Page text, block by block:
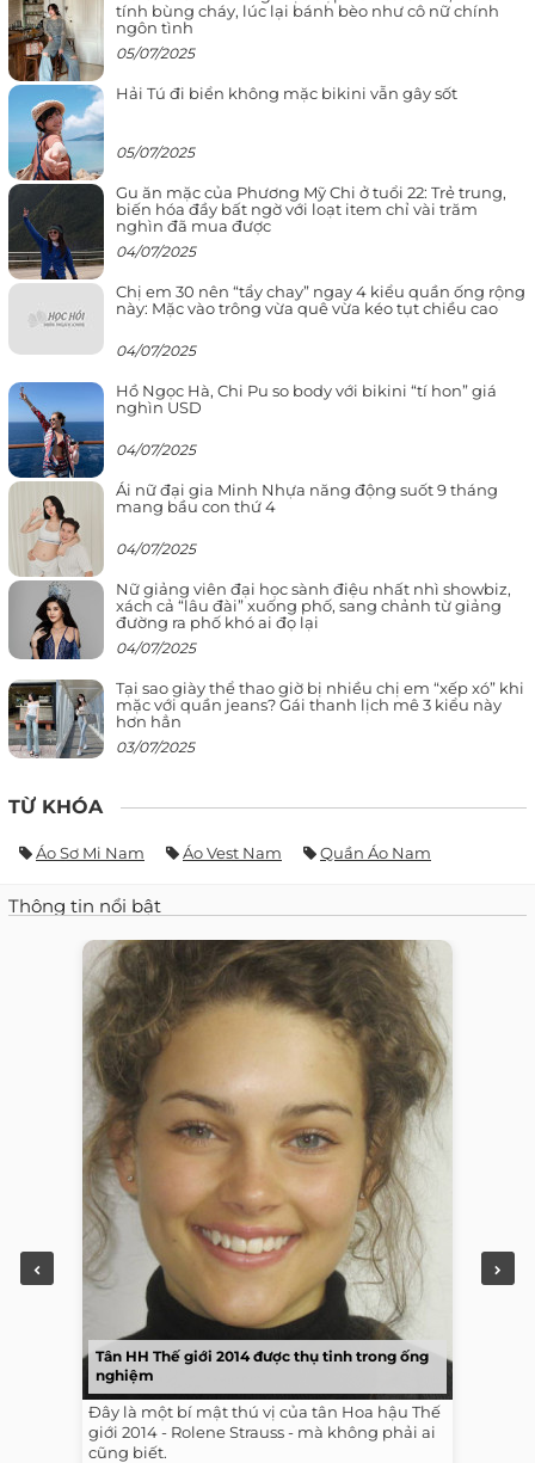
tính bùng cháy, lúc lại bánh bèo như cô nữ chính
ngôn tình
05/07/2025
Hải Tú đi biển không mặc bikini vẫn gây sốt
05/07/2025
Gu ăn mặc của Phương Mỹ Chi ở tuổi 22: Trẻ trung,
biến hóa đầy bất ngờ với loạt item chỉ vài trăm
nghìn đã mua được
04/07/2025
Chị em 30 nên “tẩy chay” ngay 4 kiểu quần ống rộng
này: Mặc vào trông vừa quê vừa kéo tụt chiều cao
04/07/2025
Hồ Ngọc Hà, Chi Pu so body với bikini “tí hon” giá
nghìn USD
04/07/2025
Ái nữ đại gia Minh Nhựa năng động suốt 9 tháng
mang bầu con thứ 4
04/07/2025
Nữ giảng viên đại học sành điệu nhất nhì showbiz,
xách cả “lâu đài” xuống phố, sang chảnh từ giảng
đường ra phố khó ai đọ lại
04/07/2025
Tại sao giày thể thao giờ bị nhiều chị em “xếp xó” khi
mặc với quần jeans? Gái thanh lịch mê 3 kiểu này
hơn hẳn
03/07/2025
TỪ KHÓA
Áo Sơ Mi Nam Áo Vest Nam Quần Áo Nam
Thông tin nổi bật
Tân HH Thế giới 2014 được thụ tinh trong ống
nghiệm
Đây là một bí mật thú vị của tân Hoa hậu Thế
giới 2014 - Rolene Strauss - mà không phải ai
cũng biết.